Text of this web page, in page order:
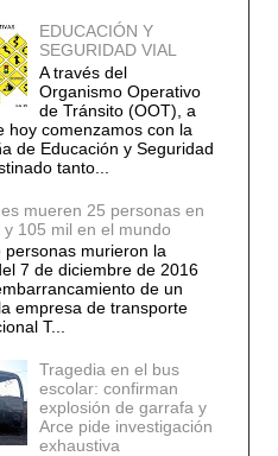
EDUCACIÓN Y
SEGURIDAD VIAL
A través del
Organismo Operativo
de Tránsito (OOT), a
hoy comenzamos con la
de Educación y Seguridad
tanto...
mueren 25 personas en
y 105 mil en el mundo
personas murieron la
7 de diciembre de 2016
de un
empresa de transporte
T...
Tragedia en el bus
escolar: confirman
explosión de garrafa y
Arce pide investigación
exhaustiva